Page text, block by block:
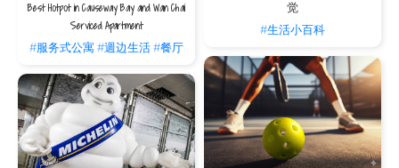
和奶酪，以配合葡萄酒的吸引力。
黄泥涌熟食中心
该美食广场位于黄泥涌街市内，供应采用最新鲜食材烹制
的菜肴，价格仅为您在高档餐厅所支付的一小部分。 这里
的顾客大多是本地人，菜肴与当地茶餐厅（Cha Chaan
Teng）相似。 海鲜是他们的拿手菜，新鲜的海鲜在鱼缸
里供您选择。忙碌和竞争激烈的气氛是卖点的一部分，总
Best Hotpot in Causeway Bay and Wan Chai
Serviced Apartment
#服务式公寓#週边生活#餐厅
觉
#生活小百科